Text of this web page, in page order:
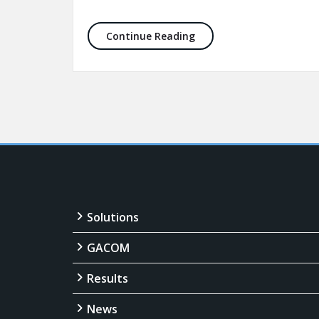
Continue ReadingWebサイトを更新しました
Solutions
GACOM
Results
News